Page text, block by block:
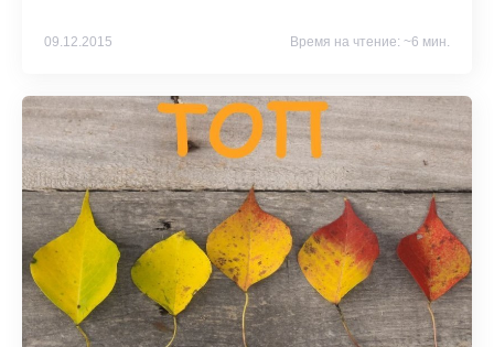
09.12.2015 Время на чтение: ~6 мин.